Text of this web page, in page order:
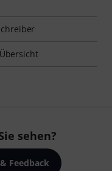
sehen?
Feedback